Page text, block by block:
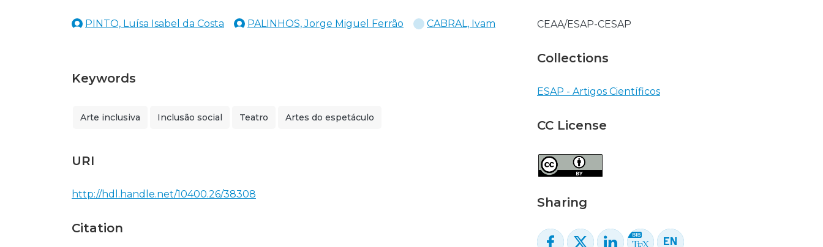
PINTO, Luísa Isabel da Costa PALINHOS, Jorge Miguel Ferrão CABRAL, Ivam
Keywords
Arte inclusiva Inclusão social Teatro Artes do espetáculo
URI
http://hdl.handle.net/10400.26/38308
Citation
CEAA/ESAP-CESAP
Collections
ESAP - Artigos Científicos
CC License
Sharing